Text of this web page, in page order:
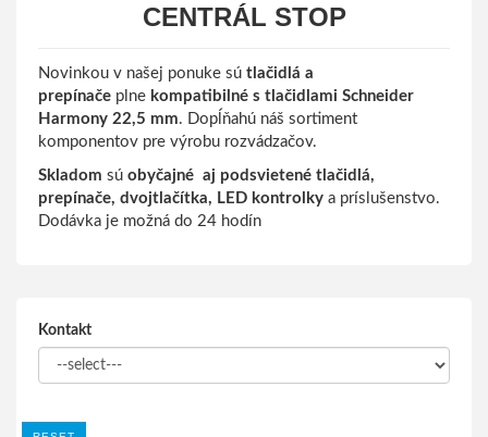
CENTRÁL STOP
Novinkou v našej ponuke sú tlačidlá a
prepínače plne kompatibilné s tlačidlami Schneider
Harmony 22,5 mm. Dopĺňahú náš sortiment
komponentov pre výrobu rozvádzačov.
Skladom sú obyčajné aj podsvietené tlačidlá,
prepínače, dvojtlačítka, LED kontrolky a príslušenstvo.
Dodávka je možná do 24 hodín
Kontakt